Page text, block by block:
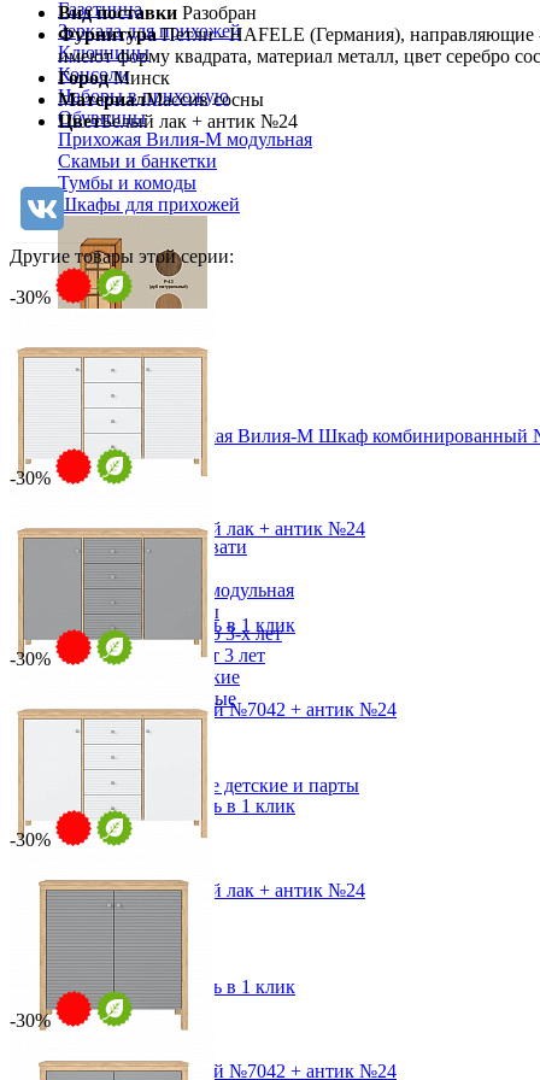
Газетница
Зеркала для прихожей
Ключницы
Консоли
Наборы в прихожую
Обувницы
Прихожая Вилия-М модульная
Скамьи и банкетки
Тумбы и комоды
Шкафы для прихожей
Модульная прихожая Вилия-М Шкаф комбинированный
45 492 ₽
Детская
Двухъярусные кровати
Декор в детскую
Детская Вилия-М модульная
Детские гарнитуры
Детские кровати до 3-х лет
Детские кровати от 3 лет
Комоды классические
Комоды пеленальные
Кровати домики
Полки детские
Стеллажи детские
Столы письменные детские и парты
Тумбы для детей
Шведская стенка
Шкафы детские
Вид поставки Разобран
Фурнитура Петли - HAFELE (Германия), направляющие
имеют форму квадрата, материал металл, цвет серебро
Город Минск
МатериалМассив сосны
ЦветБелый лак + антик №24
Другие товары этой серии:
-30%
Тумба Вояж-24-РД Белый лак + антик №24
от 42 693 ₽
от 60 990 ₽
152,2х100,5х46,5 см
В корзину Быстро купить в 1 клик
-30%
Тумба Вояж-24-РЯ Серый №7042 + антик №24
от 42 693 ₽
от 60 990 ₽
152,2х100,5х46,5 см
В корзину
Быстро купить в 1 клик
-30%
Тумба Вояж-24-РЯ Белый лак + антик №24
от 42 693 ₽
от 60 990 ₽
152,2х100,5х46,5 см
В корзину Быстро купить в 1 клик
-30%
Тумба Вояж-20-РД Серый №7042 + антик №24
-30%